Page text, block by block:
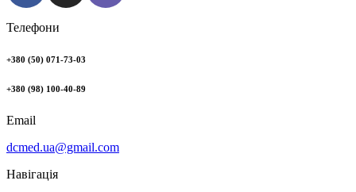
Телефони
+380 (50) 071-73-03
+380 (98) 100-40-89
Email
dcmed.ua@gmail.com
Навігація